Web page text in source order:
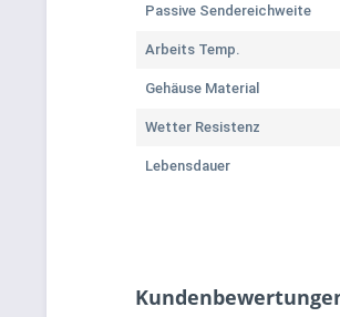
Passive Sendereichweite
Arbeits Temp.
Gehäuse Material
Wetter Resistenz
Lebensdauer